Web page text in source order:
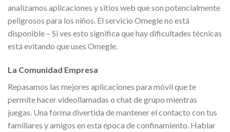
analizamos aplicaciones y sitios web que son potencialmente
peligrosos para los niños. El servicio Omegle no está
disponible – Si ves esto significa que hay dificultades técnicas
está evitando que uses Omegle.
La Comunidad Empresa
Repasamos las mejores aplicaciones para móvil que te
permite hacer videollamadas o chat de grupo mientras
juegas. Una forma divertida de mantener el contacto con tus
familiares y amigos en esta época de confinamiento. Hablar